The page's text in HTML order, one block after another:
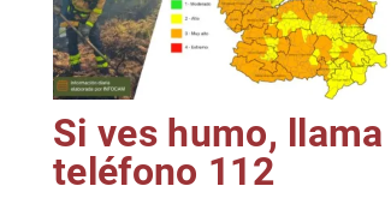
Si ves humo, llama
teléfono 112